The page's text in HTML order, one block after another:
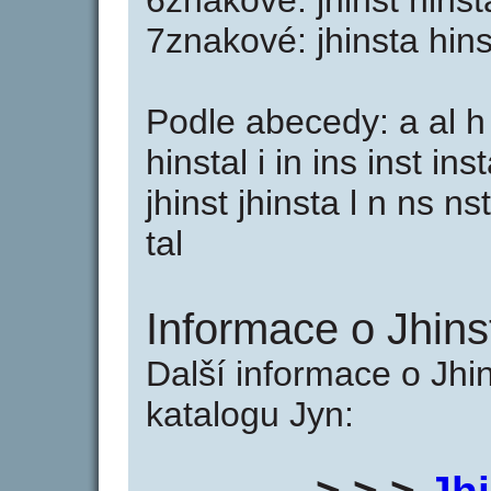
7znakové: jhinsta
Podle abecedy: a al
hinstal i in ins inst
jhinst jhinsta l n ns
tal
Informace o
Další informace o
katalogu Jyn: